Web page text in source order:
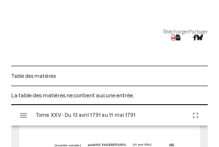
TéléchargerPartager
Table des matières
La table des matières ne contient aucune entrée.
s
Tome XXV - Du 13 avril 1791 au 11 mai 1791